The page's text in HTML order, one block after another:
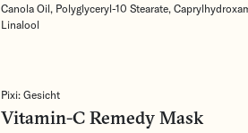
Canola Oil, Polyglyceryl-10 Stearate,
Linalool
Pixi: Gesicht
Vitamin-C Remedy Mask